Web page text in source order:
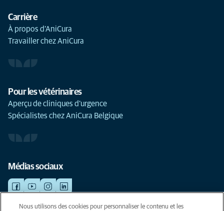
Carrière
À propos d’AniCura
Travailler chez AniCura
Pour les vétérinaires
Aperçu de cliniques d'urgence
Spécialistes chez AniCura Belgique
Médias sociaux
Nous utilisons des cookies pour personnaliser le contenu et les